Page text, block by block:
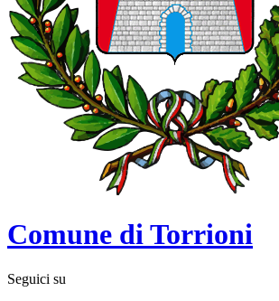
Comune di Torrioni
Seguici su